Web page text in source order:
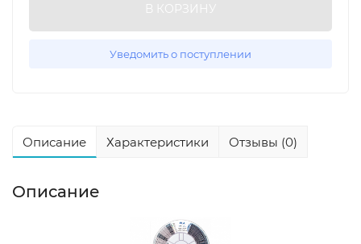
В КОРЗИНУ
Уведомить о поступлении
Описание Характеристики Отзывы (0)
Описание